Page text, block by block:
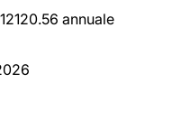
annuale